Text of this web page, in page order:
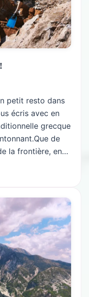
petit resto dans
écris avec en
grecque
de
la frontière, en…